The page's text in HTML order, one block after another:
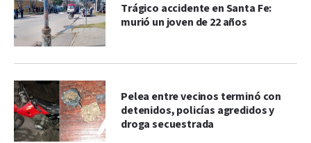
Trágico accidente en Santa Fe:
murió un joven de 22 años
Pelea entre vecinos terminó con
detenidos, policías agredidos y
droga secuestrada